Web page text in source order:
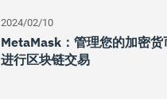
2024/02/10
MetaMask：管理您的加密货
进行区块链交易